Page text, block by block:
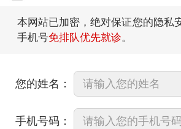
本网站已加密，绝对保证您的隐私
手机号免排队优先就诊。
您的姓名：
手机号码：